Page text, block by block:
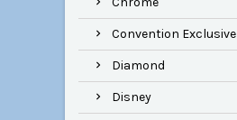
Convention Exclusive
Diamond
Disney